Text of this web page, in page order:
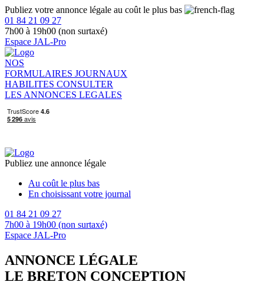
Publiez votre annonce légale au coût le plus bas
01 84 21 09 27
7h00 à 19h00 (non surtaxé)
Espace JAL-Pro
NOS
FORMULAIRES JOURNAUX
HABILITES CONSULTER
LES ANNONCES LEGALES
Publiez une annonce légale
Au coût le plus bas
En choisissant votre journal
01 84 21 09 27
7h00 à 19h00 (non surtaxé)
Espace JAL-Pro
ANNONCE LÉGALE
LE BRETON CONCEPTION